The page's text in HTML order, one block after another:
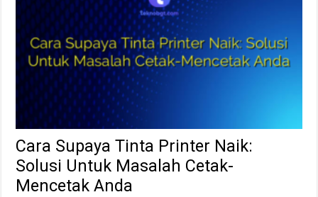
Cara Supaya Tinta Printer Naik:
Solusi Untuk Masalah Cetak-
Mencetak Anda